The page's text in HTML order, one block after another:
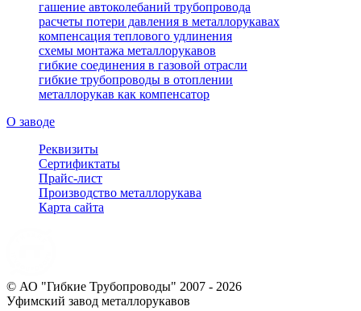
гашение автоколебаний трубопровода
расчеты потери давления в металлорукавах
компенсация теплового удлинения
схемы монтажа металлорукавов
гибкие соединения в газовой отрасли
гибкие трубопроводы в отоплении
металлорукав как компенсатор
О заводе
Реквизиты
Сертификтаты
Прайс-лист
Производство металлорукава
Карта сайта
© АО "Гибкие Трубопроводы" 2007 - 2026
Уфимский завод металлорукавов